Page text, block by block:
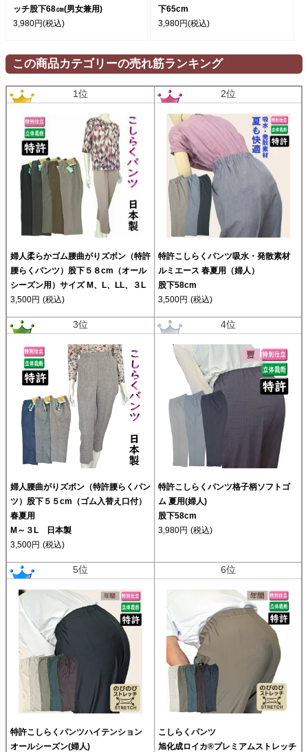
ッチ股下68㎝(男女兼用)
3,980円(税込)
下65cm
3,980円(税込)
この商品カテゴリーの売れ筋ランキング
1位
婦人柔らかゴム腰曲がりズボン（特許
腰らくパンツ）股下５８cm（オール
シーズン用）サイズ M、L、LL、３L
3,500円 (税込)
2位
特許こしらくパンツ吸水・発散素材
ルミエース 春夏用（婦人）
股下58cm
3,500円 (税込)
3位
婦人腰曲がりズボン（特許腰らくパン
ツ）股下５５cm（ゴム入替え口付）
春夏用
M～３L 日本製
3,500円 (税込)
4位
特許こしらくパンツ格子柄ソフトゴ
ム 夏用(婦人)
股下58cm
3,980円 (税込)
5位
特許こしらくパンツハイテンション
オールシーズン(婦人)
6位
こしらくパンツ
旭化成ロイカ®プレミアムストレッチ